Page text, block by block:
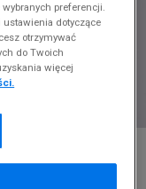
TOP
preferencji.
dotyczące
otrzymywać
do Twoich
więcej